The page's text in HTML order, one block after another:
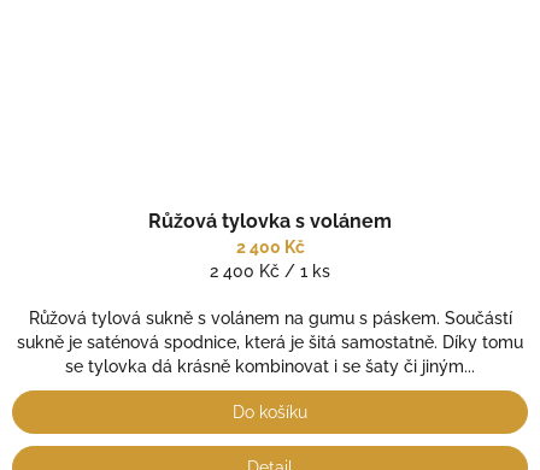
Růžová tylovka s volánem
2 400 Kč
Měrná
2 400 Kč / 1 ks
Růžová tylová sukně s volánem na gumu s páskem. Součástí
sukně je saténová spodnice, která je šitá samostatně. Díky tomu
se tylovka dá krásně kombinovat i se šaty či jiným...
Do košíku